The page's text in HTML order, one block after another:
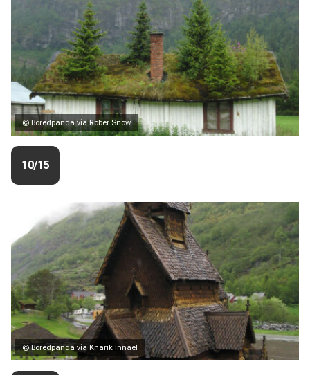
© Boredpanda vía Rober Snow
10/15
© Boredpanda vía Knarik Innael